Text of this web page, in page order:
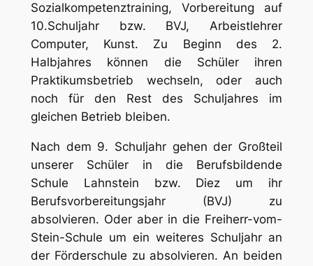
Sozialkompetenztraining, Vorbereitung auf
10.Schuljahr bzw. BVJ, Arbeistlehrer
Computer, Kunst. Zu Beginn des 2.
Halbjahres können die Schüler ihren
Praktikumsbetrieb wechseln, oder auch
noch für den Rest des Schuljahres im
gleichen Betrieb bleiben.
Nach dem 9. Schuljahr gehen der Großteil
unserer Schüler in die Berufsbildende
Schule Lahnstein bzw. Diez um ihr
Berufsvorbereitungsjahr (BVJ) zu
absolvieren. Oder aber in die Freiherr-vom-
Stein-Schule um ein weiteres Schuljahr an
der Förderschule zu absolvieren. An beiden